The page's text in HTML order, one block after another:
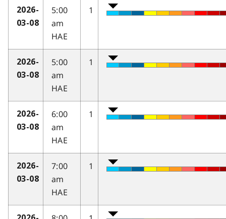
2026-
03-08
5:00
am
HAE
1
2026-
03-08
5:00
am
HAE
1
2026-
03-08
6:00
am
HAE
1
2026-
03-08
7:00
am
HAE
1